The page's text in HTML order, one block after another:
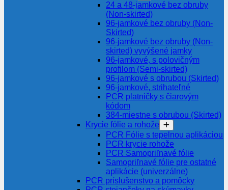
24 a 48-jamkové bez obruby
(Non-skirted)
96-jamkové bez obruby (Non-
Skirted)
96-jamkové bez obruby (Non-
skirted) vyvýšené jamky
96-jamkové, s polovičným
profilom (Semi-skirted)
96-jamkové s obrubou (Skirted)
96-jamkové, strihateľné
PCR platničky s čiarovým
kódom
384-miestne s obrubou (Skirted)
Krycie fólie a rohože
PCR Fólie s tepelnou aplikáciou
PCR krycie rohože
PCR Samopriľnavé fólie
Samopriľnavé fólie pre ostatné
aplikácie (univerzálne)
PCR príslušenstvo a pomôcky